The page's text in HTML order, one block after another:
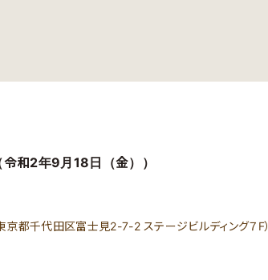
令和2年9月18日（金））
都千代田区富士見2-7-2 ステージビルディング７F）